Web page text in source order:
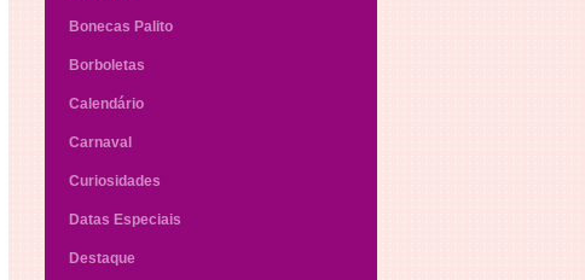
Bonecas Palito
Borboletas
Calendário
Carnaval
Curiosidades
Datas Especiais
Destaque